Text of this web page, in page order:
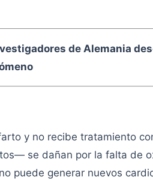
de Alemania
y no recibe tratamiento
se dañan por la falta de
puede generar nuevos